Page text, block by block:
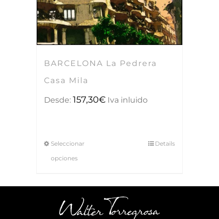
BARCELONA La Pedrera
Casa Mila
Desde: 157,30€ Iva inluido
Seleccionar
opciones
Details